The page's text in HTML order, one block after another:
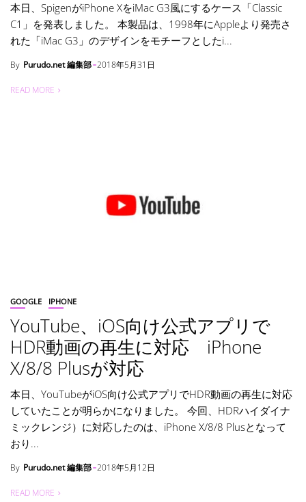
本日、SpigenがiPhone XをiMac G3風にするケース「Classic
C1」を発表しました。 本製品は、1998年にAppleより発売さ
れた「iMac G3」のデザインをモチーフとしたi...
By Purudo.net 編集部 2018年5月31日
READ MORE
GOOGLE IPHONE
YouTube、iOS向け公式アプリで
HDR動画の再生に対応 iPhone
X/8/8 Plusが対応
本日、YouTubeがiOS向け公式アプリでHDR動画の再生に対応
していたことが明らかになりました。 今回、HDRハイダイナ
ミックレンジ）に対応したのは、iPhone X/8/8 Plusとなって
おり...
By Purudo.net 編集部 2018年5月12日
READ MORE